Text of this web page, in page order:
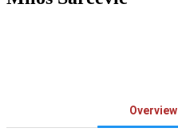
Overview